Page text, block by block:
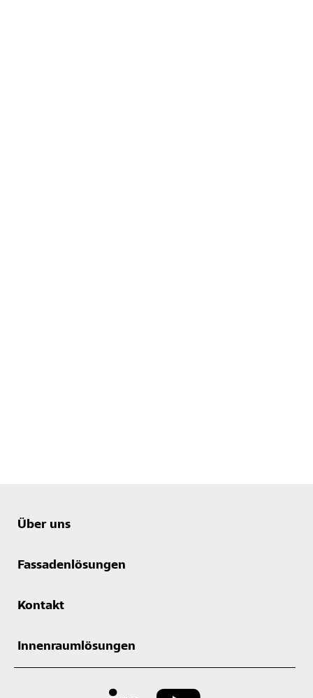
Über uns
Fassadenlösungen
Kontakt
Innenraumlösungen